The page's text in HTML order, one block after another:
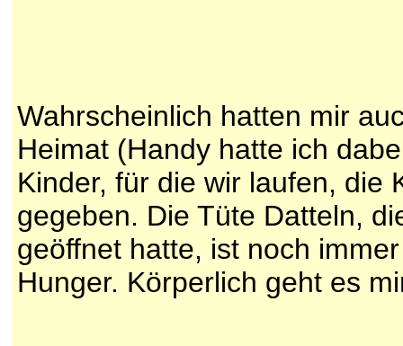
Wahrscheinlich hatten mir
Heimat (Handy hatte ich
Kinder, für die wir laufen, die
gegeben. Die Tüte Datteln,
geöffnet hatte, ist noch
Hunger. Körperlich geht es